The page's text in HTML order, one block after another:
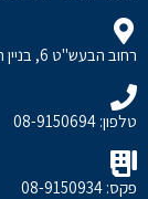
רחוב הבעש"ט 6, בניין המכון הגיאופיזי לישראל, אזור התעשייה הצפוני, לוד
טלפון: 08-9150694
פקס: 08-9150934